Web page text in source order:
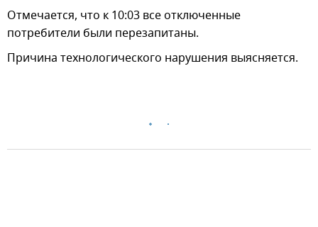
Отмечается, что к 10:03 все отключенные
потребители были перезапитаны.
Причина технологического нарушения выясняется.